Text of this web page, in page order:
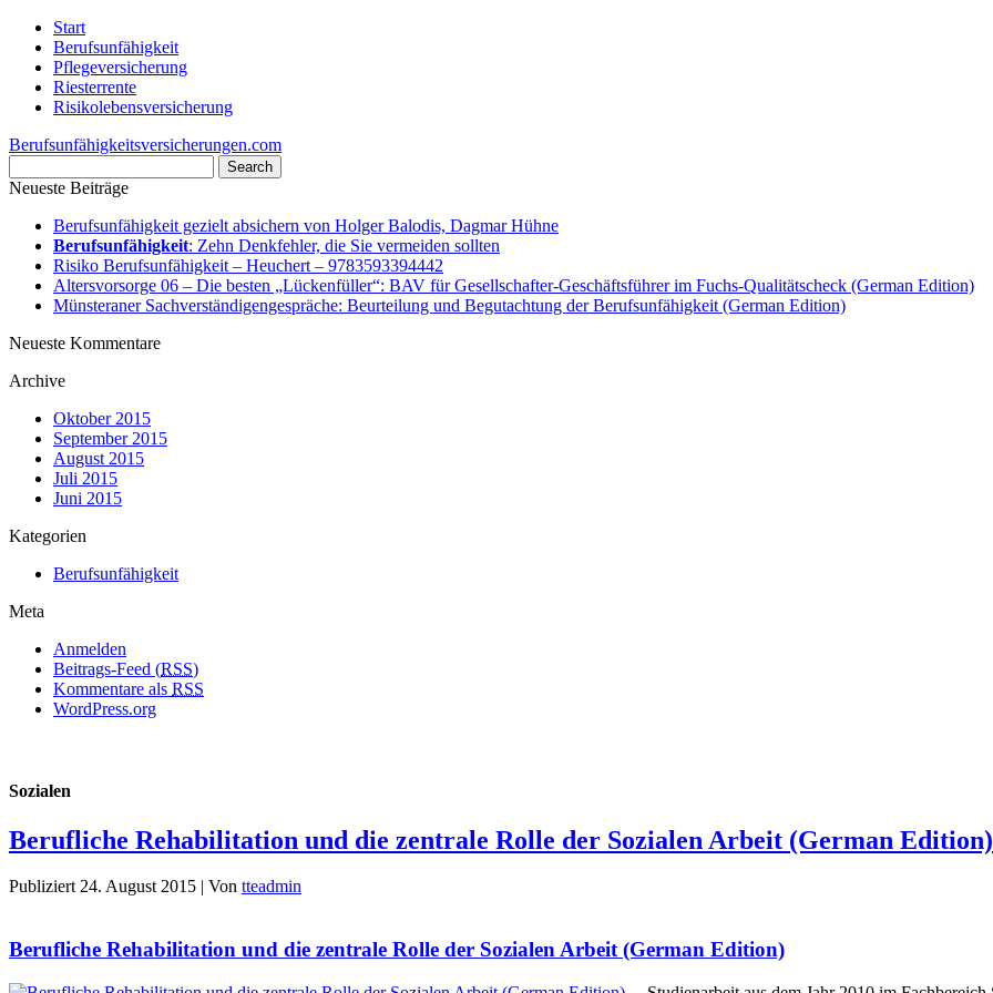
Start
Berufsunfähigkeit
Pflegeversicherung
Riesterrente
Risikolebensversicherung
Berufsunfähigkeitsversicherungen.com
Neueste Beiträge
Berufsunfähigkeit gezielt absichern von Holger Balodis, Dagmar Hühne
Berufsunfähigkeit: Zehn Denkfehler, die Sie vermeiden sollten
Risiko Berufsunfähigkeit – Heuchert – 9783593394442
Altersvorsorge 06 – Die besten „Lückenfüller“: BAV für Gesellschafter-Geschäftsführer im Fuchs-Qualitätscheck (German Edition)
Münsteraner Sachverständigengespräche: Beurteilung und Begutachtung der Berufsunfähigkeit (German Edition)
Neueste Kommentare
Archive
Oktober 2015
September 2015
August 2015
Juli 2015
Juni 2015
Kategorien
Berufsunfähigkeit
Meta
Anmelden
Beitrags-Feed (RSS)
Kommentare als RSS
WordPress.org
Sozialen
Berufliche Rehabilitation und die zentrale Rolle der Sozialen Arbeit (German Edition)
Publiziert 24. August 2015 | Von tteadmin
Berufliche Rehabilitation und die zentrale Rolle der Sozialen Arbeit (German Edition)